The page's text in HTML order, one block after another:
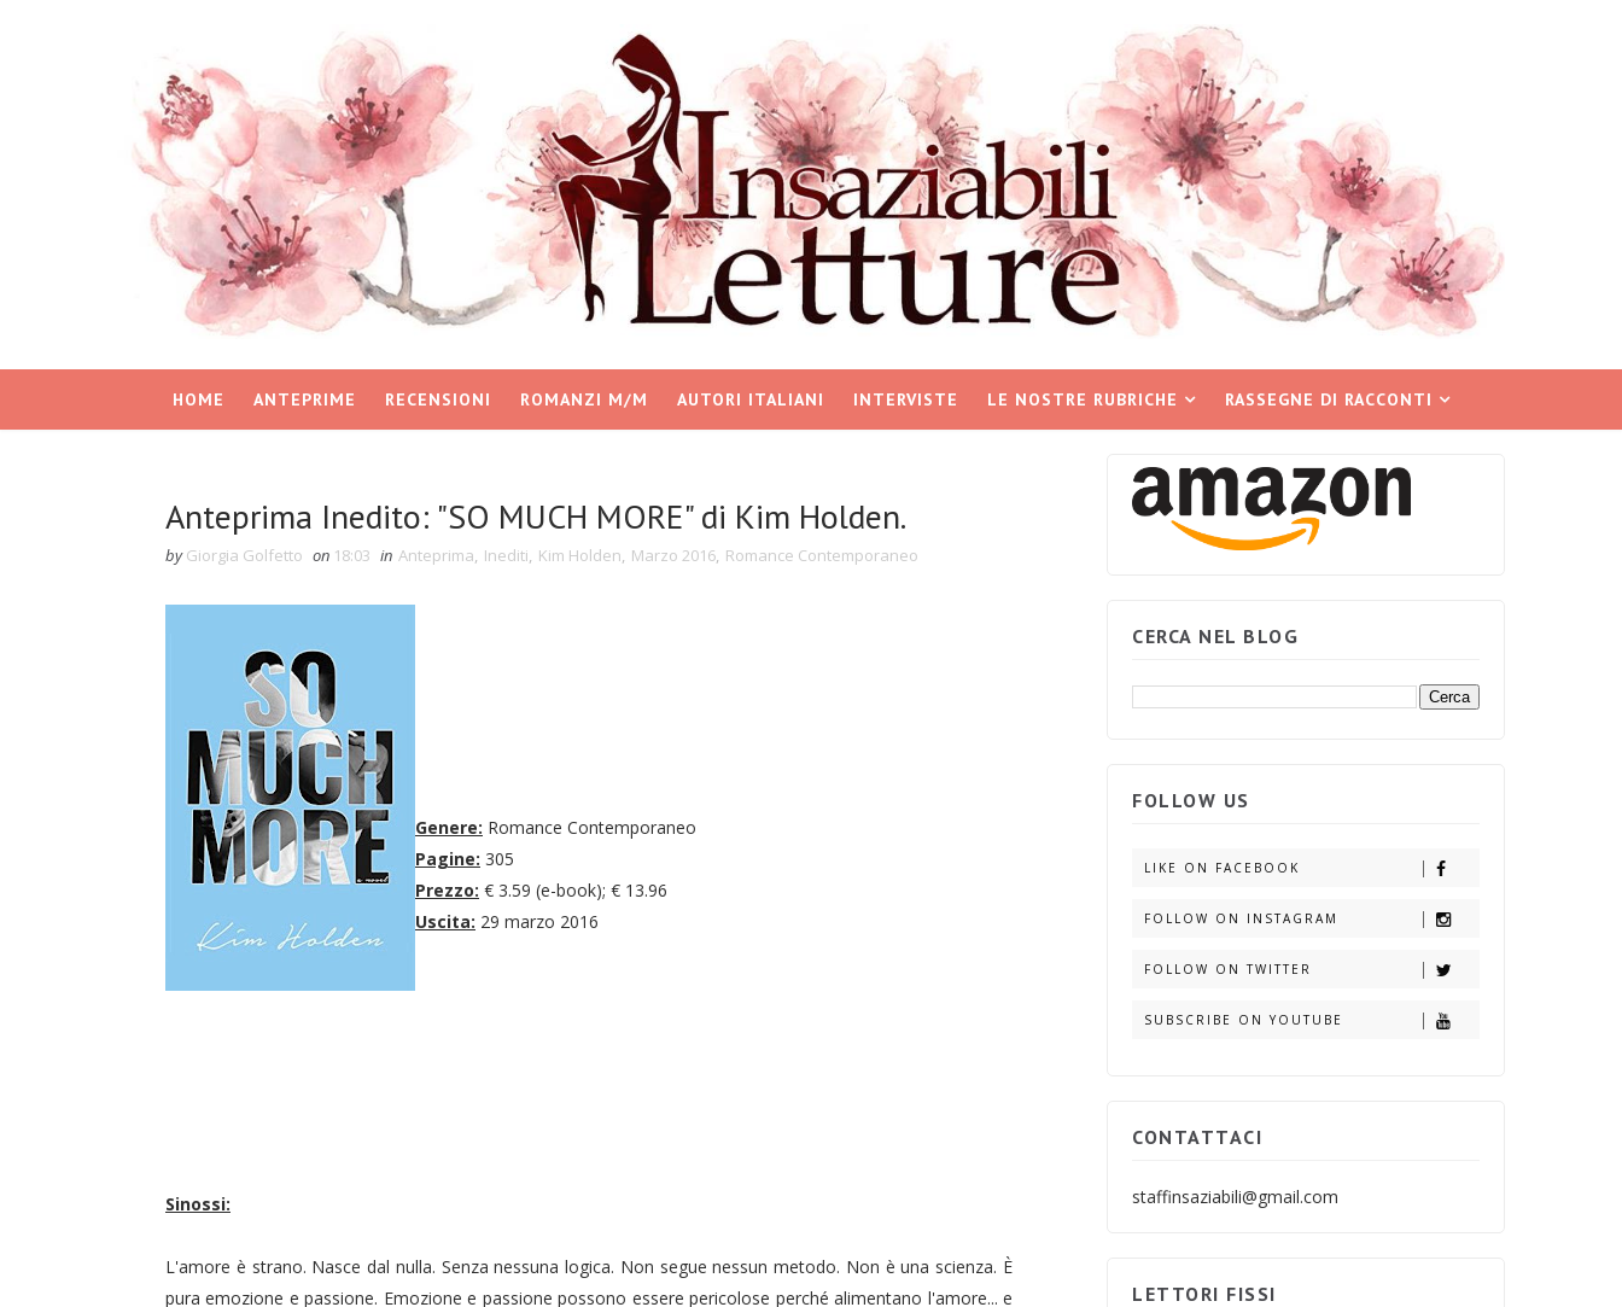
HOME ANTEPRIME RECENSIONI ROMANZI M/M AUTORI ITALIANI INTERVISTE LE NOSTRE RUBRICHE RASSEGNE DI RACCONTI
Anteprima Inedito: "SO MUCH MORE" di Kim Holden.
by Giorgia Golfetto on 18:03 in Anteprima, Inediti, Kim Holden, Marzo 2016, Romance Contemporaneo
Genere: Romance Contemporaneo
Pagine: 305
Prezzo: € 3.59 (e-book); € 13.96
Uscita: 29 marzo 2016
Sinossi:
L'amore è strano. Nasce dal nulla. Senza nessuna logica. Non segue nessun metodo. Non è una scienza. È
pura emozione e passione. Emozione e passione possono essere pericolose perché alimentano l'amore... e
CERCA NEL BLOG
FOLLOW US
LIKE ON FACEBOOK
FOLLOW ON INSTAGRAM
FOLLOW ON TWITTER
SUBSCRIBE ON YOUTUBE
CONTATTACI
staffinsaziabili@gmail.com
LETTORI FISSI